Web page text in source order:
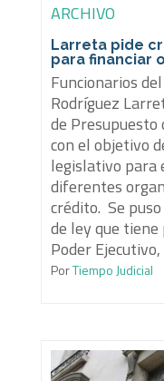
ARCHIVO
Larreta pide
para financiar
Funcionarios
Rodríguez
de
con el objetivo
legislativo para
diferentes
crédito. Se
de ley que
Poder
PorTiempo Judicial